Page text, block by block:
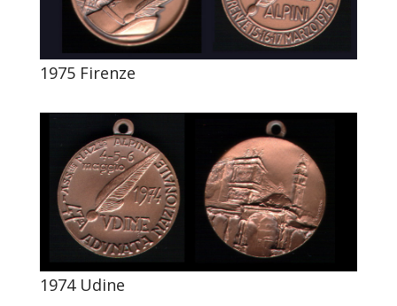
1975 Firenze
1974 Udine